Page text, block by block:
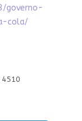
governo-
cola/
4510